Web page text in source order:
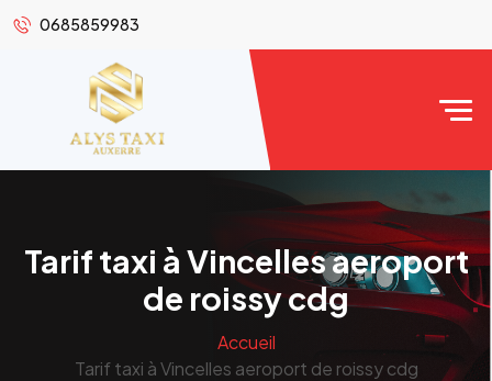
0685859983
Tarif taxi à Vincelles aeroport
de roissy cdg
Accueil
Tarif taxi à Vincelles aeroport de roissy cdg